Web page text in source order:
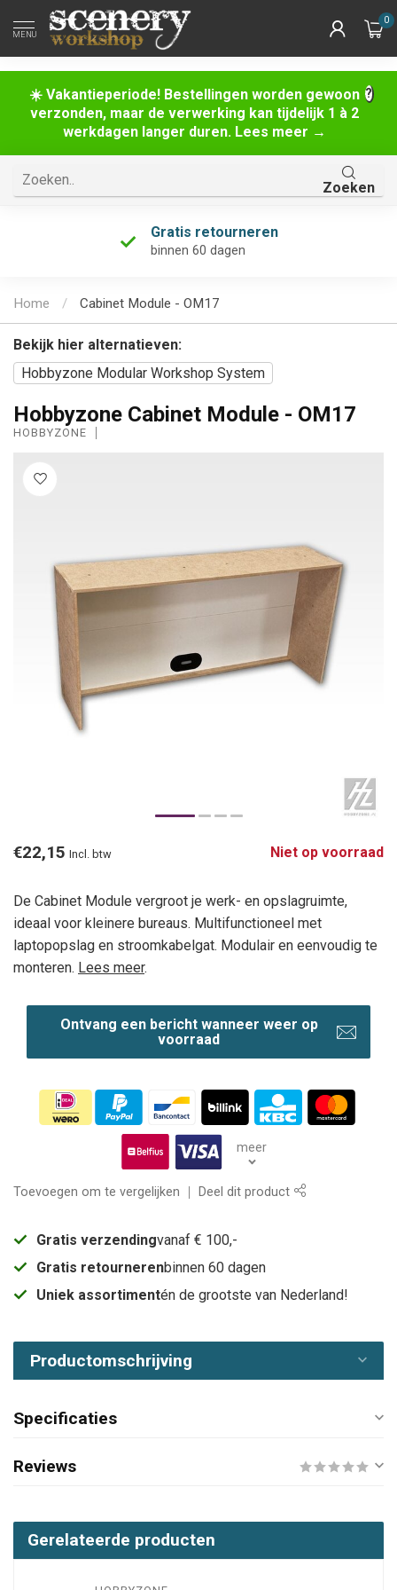
☀️ Vakantieperiode! Bestellingen worden gewoon
verzonden, maar de verwerking kan tijdelijk 1 à 2
werkdagen langer duren. Lees meer →
MENU
0
Zoeken
Gratis retourneren
binnen 60 dagen
Home / Cabinet Module - OM17
Bekijk hier alternatieven:
Hobbyzone Modular Workshop System
Hobbyzone Cabinet Module - OM17
HOBBYZONE
€22,15 Incl. btw Niet op voorraad
De Cabinet Module vergroot je werk- en opslagruimte,
ideaal voor kleinere bureaus. Multifunctioneel met
laptopopslag en stroomkabelgat. Modulair en eenvoudig te
monteren. Lees meer.
Ontvang een bericht wanneer weer op
voorraad
meer
Toevoegen om te vergelijken Deel dit product
Gratis verzendingvanaf € 100,-
Gratis retournerenbinnen 60 dagen
Uniek assortimentén de grootste van Nederland!
Productomschrijving
Specificaties
Reviews
Gerelateerde producten